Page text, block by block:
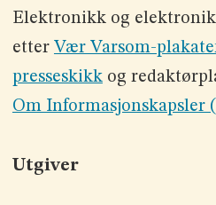
Elektronikk og
etter Vær Varsom-
presseskikkog
Om Informasjonskapsler
Utgiver